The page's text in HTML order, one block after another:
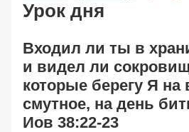
Урок дня
Входил ли ты в
и видел ли
которые берегу Я на
смутное, на день
Иов 38:22-23